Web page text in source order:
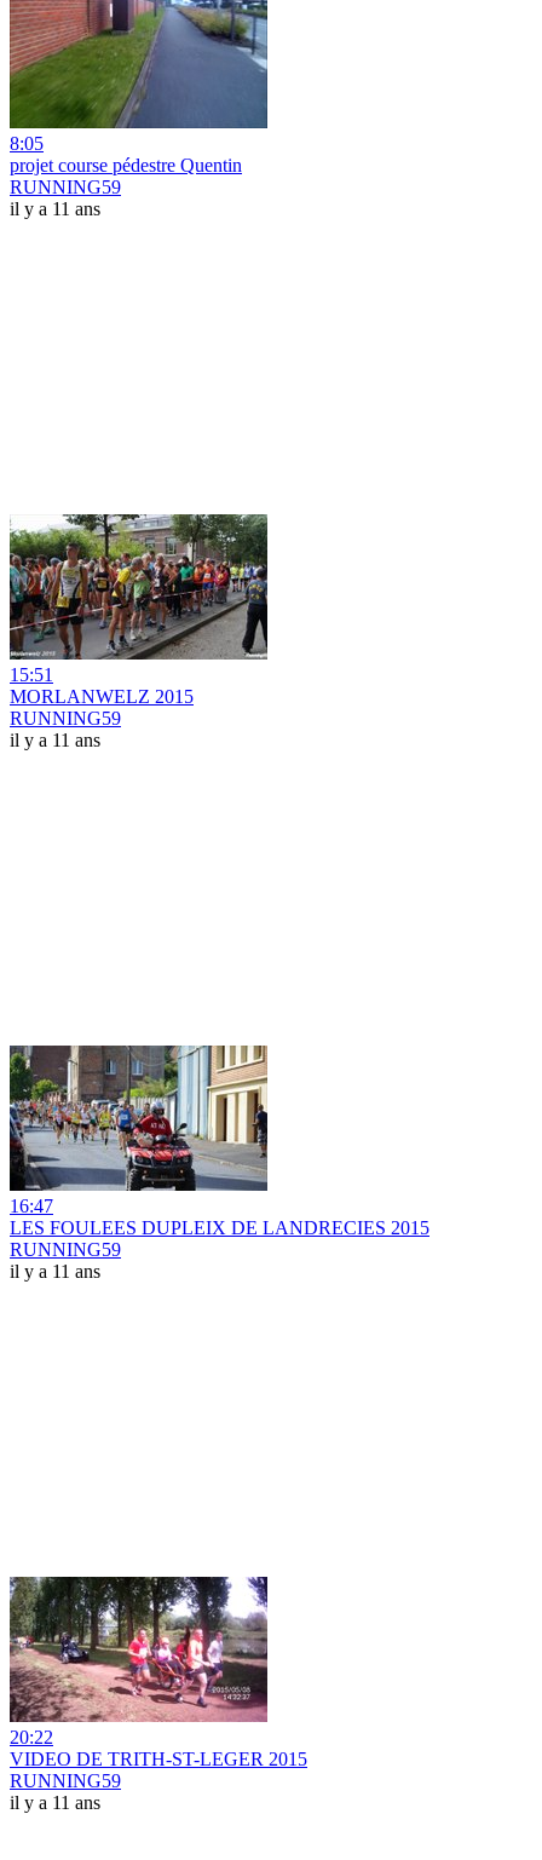
8:05
projet course pédestre Quentin
RUNNING59
il y a 11 ans
15:51
MORLANWELZ 2015
RUNNING59
il y a 11 ans
16:47
LES FOULEES DUPLEIX DE LANDRECIES 2015
RUNNING59
il y a 11 ans
20:22
VIDEO DE TRITH-ST-LEGER 2015
RUNNING59
il y a 11 ans